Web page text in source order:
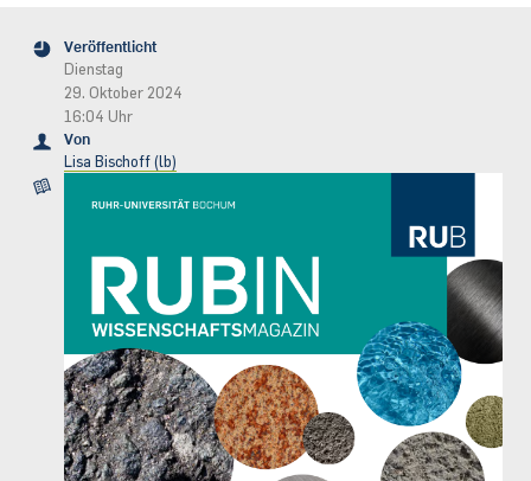
Veröffentlicht
Dienstag
29. Oktober 2024
16:04 Uhr
Von
Lisa Bischoff (lb)